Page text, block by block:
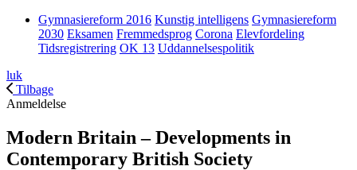
Gymnasiereform 2016 Kunstig intelligens Gymnasiereform
2030 Eksamen Fremmedsprog Corona Elevfordeling
Tidsregistrering OK 13 Uddannelsespolitik
luk
Tilbage
Anmeldelse
Modern Britain – Developments in
Contemporary British Society